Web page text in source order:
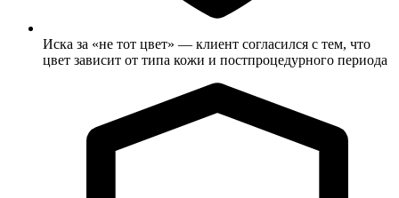
Иска за «не тот цвет» — клиент согласился с тем, что
цвет зависит от типа кожи и постпроцедурного периода